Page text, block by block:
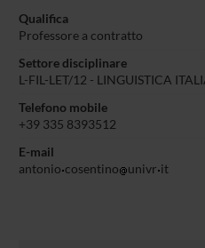
Qualifica
Professore a contratto
Settore disciplinare
L-FIL-LET/12 - LINGUISTICA
Telefono mobile
+39 335 8393512
E-mail
antonio cosentino univr it